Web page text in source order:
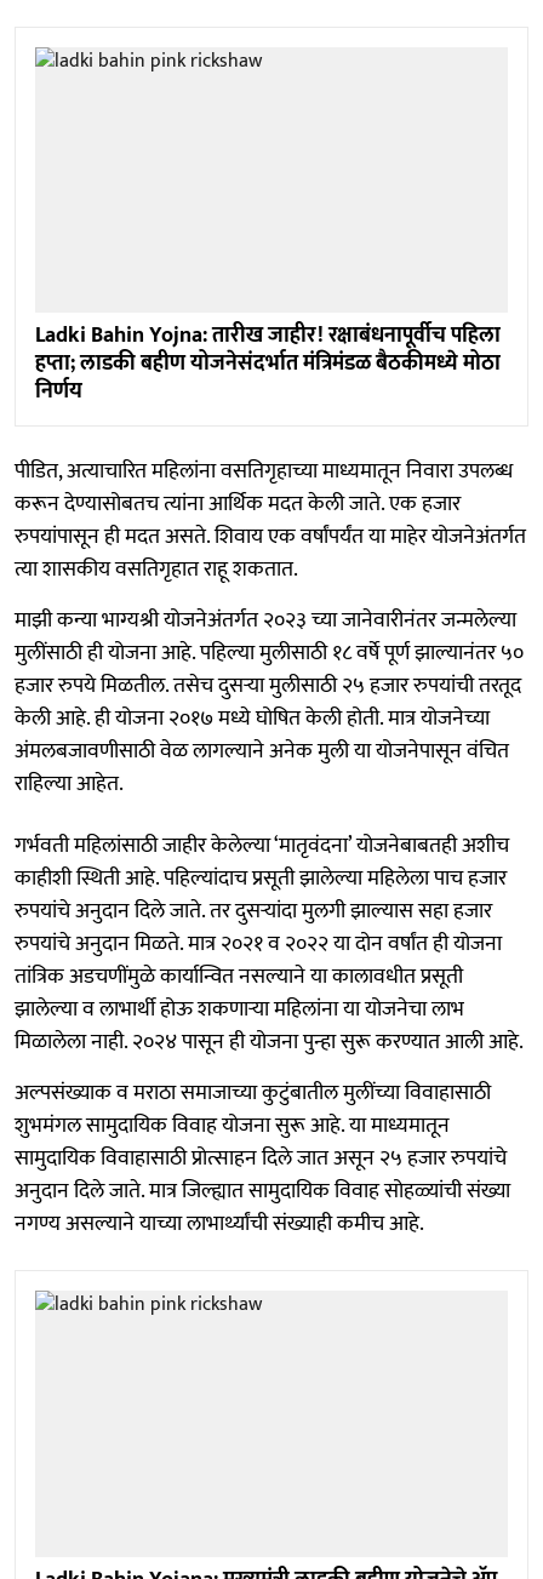
Ladki Bahin Yojna: तारीख जाहीर! रक्षाबंधनापूर्वीच पहिला
हप्ता; लाडकी बहीण योजनेसंदर्भात मंत्रिमंडळ बैठकीमध्ये मोठा
निर्णय
पीडित, अत्याचारित महिलांना वसतिगृहाच्या माध्यमातून निवारा उपलब्ध
करून देण्यासोबतच त्यांना आर्थिक मदत केली जाते. एक हजार
रुपयांपासून ही मदत असते. शिवाय एक वर्षांपर्यंत या माहेर योजनेअंतर्गत
त्या शासकीय वसतिगृहात राहू शकतात.
माझी कन्या भाग्यश्री योजनेअंतर्गत २०२३ च्या जानेवारीनंतर जन्मलेल्या
मुलींसाठी ही योजना आहे. पहिल्या मुलीसाठी १८ वर्षे पूर्ण झाल्यानंतर ५०
हजार रुपये मिळतील. तसेच दुसऱ्या मुलीसाठी २५ हजार रुपयांची तरतूद
केली आहे. ही योजना २०१७ मध्ये घोषित केली होती. मात्र योजनेच्या
अंमलबजावणीसाठी वेळ लागल्याने अनेक मुली या योजनेपासून वंचित
राहिल्या आहेत.
गर्भवती महिलांसाठी जाहीर केलेल्या ‘मातृवंदना’ योजनेबाबतही अशीच
काहीशी स्थिती आहे. पहिल्यांदाच प्रसूती झालेल्या महिलेला पाच हजार
रुपयांचे अनुदान दिले जाते. तर दुसऱ्यांदा मुलगी झाल्यास सहा हजार
रुपयांचे अनुदान मिळते. मात्र २०२१ व २०२२ या दोन वर्षांत ही योजना
तांत्रिक अडचणींमुळे कार्यान्वित नसल्याने या कालावधीत प्रसूती
झालेल्या व लाभार्थी होऊ शकणाऱ्या महिलांना या योजनेचा लाभ
मिळालेला नाही. २०२४ पासून ही योजना पुन्हा सुरू करण्यात आली आहे.
अल्पसंख्याक व मराठा समाजाच्या कुटुंबातील मुलींच्या विवाहासाठी
शुभमंगल सामुदायिक विवाह योजना सुरू आहे. या माध्यमातून
सामुदायिक विवाहासाठी प्रोत्साहन दिले जात असून २५ हजार रुपयांचे
अनुदान दिले जाते. मात्र जिल्ह्यात सामुदायिक विवाह सोहळ्यांची संख्या
नगण्य असल्याने याच्या लाभार्थ्यांची संख्याही कमीच आहे.